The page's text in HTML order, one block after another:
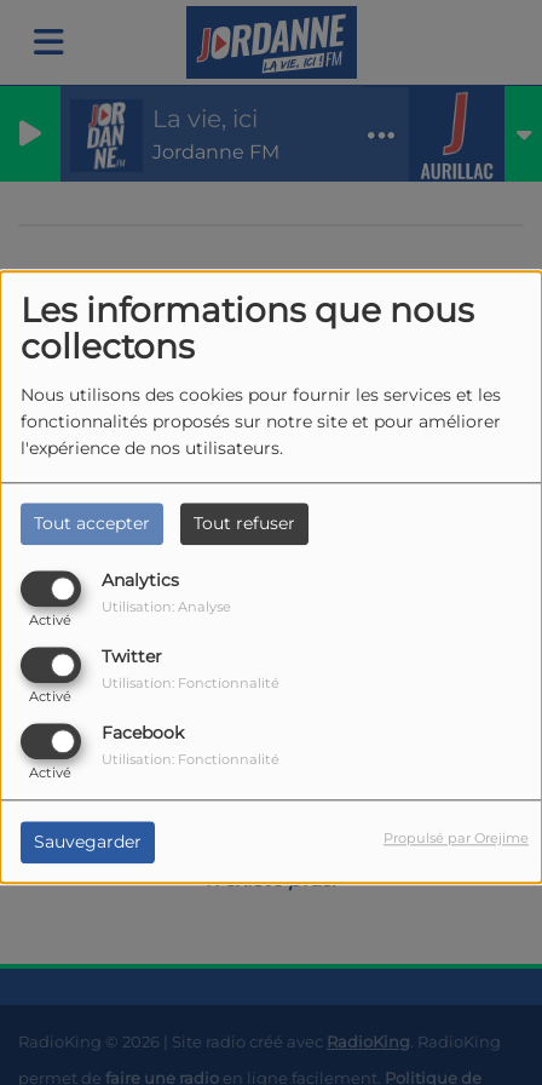
Les informations que nous
collectons
Nous utilisons des cookies pour fournir les services et les
fonctionnalités proposés sur notre site et pour améliorer
l'expérience de nos utilisateurs.
Tout accepter Tout refuser
Analytics
Activé
Utilisation: Analyse
Twitter
Activé
Utilisation: Fonctionnalité
Facebook
Activé
Utilisation: Fonctionnalité
Sauvegarder Propulsé par Orejime
La vie, ici
Jordanne FM
Oups, vous avez
rencontré une erreur.
Il semble que la page que vous recherchez
n’existe plus.
RadioKing © 2026 | Site radio créé avec RadioKing . RadioKing
permet de faire une radio en ligne facilement. Politique de